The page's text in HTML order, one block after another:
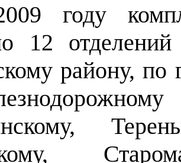
году
12
району, по